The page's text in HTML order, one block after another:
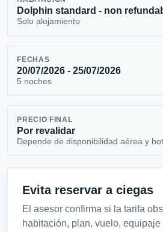
Dolphin standard - non
Solo alojamiento
FECHAS
20/07/2026 - 25/07/2026
5 noches
PRECIO FINAL
Por revalidar
Depende de disponibilidad aérea y
Evita reservar a ciegas
El asesor confirma si la tarifa
habitación, plan, vuelo,